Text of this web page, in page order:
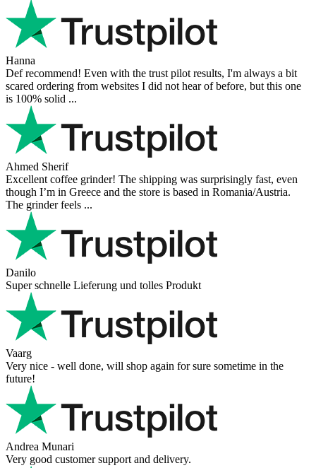
Hanna
Def recommend! Even with the trust pilot results, I'm always a bit
scared ordering from websites I did not hear of before, but this one
is 100% solid ...
Ahmed Sherif
Excellent coffee grinder! The shipping was surprisingly fast, even
though I’m in Greece and the store is based in Romania/Austria.
The grinder feels ...
Danilo
Super schnelle Lieferung und tolles Produkt
Vaarg
Very nice - well done, will shop again for sure sometime in the
future!
Andrea Munari
Very good customer support and delivery.